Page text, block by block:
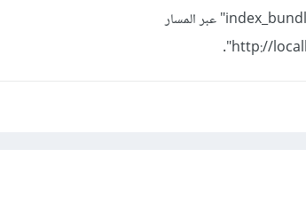
وبذلك يجب أن يكون بإمكانك الآن الوصول إلى "index_bundle.js" عبر المسار